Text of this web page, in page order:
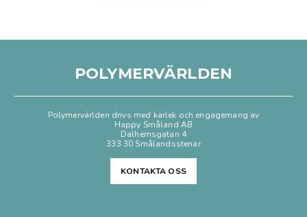
POLYMERVÄRLDEN
Polymervärlden drivs med kärlek och engagemang av
Happy Småland AB
Dalhemsgatan 4
333 30 Smålandsstenar
KONTAKTA OSS